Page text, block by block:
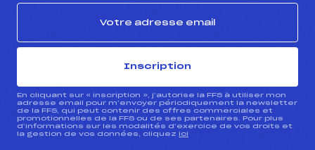
Inscription
En cliquant sur « inscription », j’autorise la FFS à utiliser mon
adresse email pour m’envoyer périodiquement la newsletter
de la FFS, qui peut contenir des offres commerciales et
promotionnelles de la FFS ou de ses partenaires. Pour plus
d’informations sur les modalités d’exercice de vos droits et
la gestion de vos données, cliquez ici